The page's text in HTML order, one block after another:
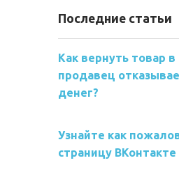
Последние статьи
Как вернуть товар в
продавец
денег?
Узнайте как
страницу